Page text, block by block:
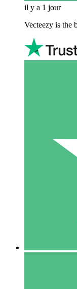
il y a 1 jour
Vecteezy is the